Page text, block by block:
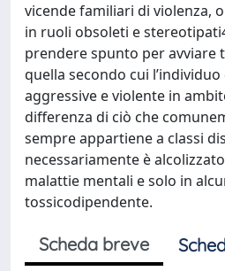
vicende familiari di violenza,
in ruoli obsoleti e
prendere spunto per avviare
quella secondo cui
aggressive e violente in
differenza di ciò che
sempre appartiene a classi
necessariamente è
malattie mentali e solo in
tossicodipendente.
Scheda breve